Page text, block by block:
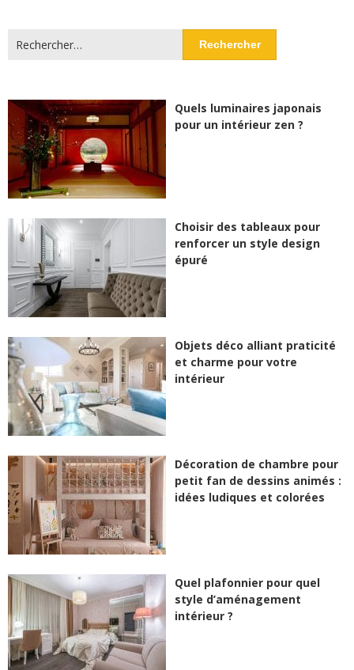
Rechercher :
Quels luminaires japonais
pour un intérieur zen ?
Choisir des tableaux pour
renforcer un style design
épuré
Objets déco alliant praticité
et charme pour votre
intérieur
Décoration de chambre pour
petit fan de dessins animés :
idées ludiques et colorées
Quel plafonnier pour quel
style d’aménagement
intérieur ?